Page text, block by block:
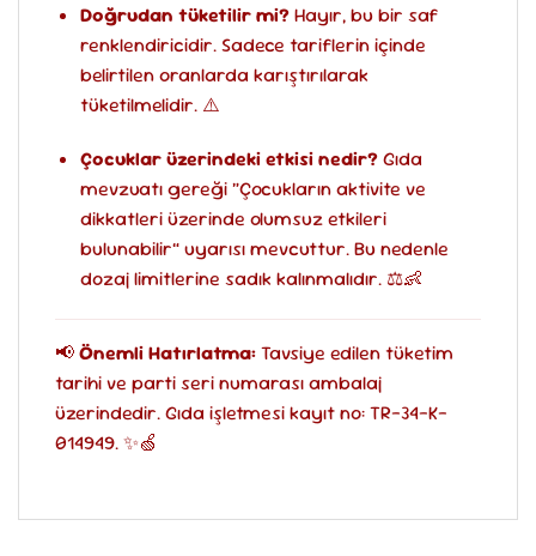
Doğrudan tüketilir mi?Hayır, bu bir saf
renklendiricidir. Sadece tariflerin içinde
belirtilen oranlarda karıştırılarak
tüketilmelidir. ⚠️
Çocuklar üzerindeki etkisi nedir?Gıda
mevzuatı gereği “Çocukların aktivite ve
dikkatleri üzerinde olumsuz etkileri
bulunabilir” uyarısı mevcuttur. Bu nedenle
dozaj limitlerine sadık kalınmalıdır. ⚖️👶
📢Önemli Hatırlatma:Tavsiye edilen tüketim
tarihi ve parti seri numarası ambalaj
üzerindedir. Gıda işletmesi kayıt no: TR-34-K-
014949. ✨🍏